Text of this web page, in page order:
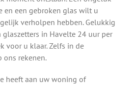
en een gebroken glas wilt u
verholpen hebben. Gelukkig
glaszetters in Havelte 24 uur per
voor u klaar. Zelfs in de
ons rekenen.
heeft aan uw woning of